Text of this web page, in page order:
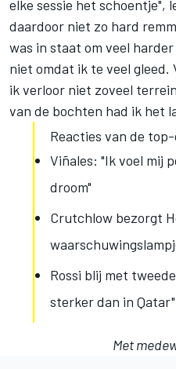
elke sessie het schoentje",
daardoor niet zo hard
was in staat om veel
niet omdat ik te veel gleed.
ik verloor niet zoveel
van de bochten had ik het
Reacties van de
Viñales: "Ik voel mij
droom"
Crutchlow bezorgt
Rossi blij met
sterker dan in Qatar"
Met